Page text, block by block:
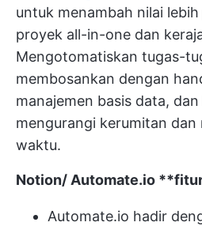
untuk menambah nilai
proyek all-in-one dan
Mengotomatiskan tugas-
membosankan dengan
manajemen basis data,
mengurangi kerumitan
waktu.
Notion/Automate.io
Automate.io hadir